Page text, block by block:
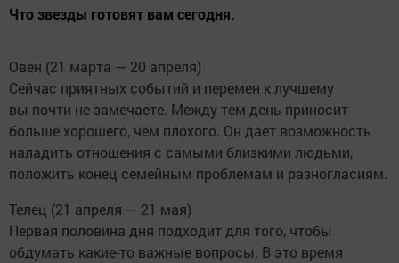
Что звезды готовят вам сегодня.
Овен (21 марта — 20 апреля)
Сейчас приятных событий и перемен к лучшему
вы почти не замечаете. Между тем день приносит
больше хорошего, чем плохого. Он дает возможность
наладить отношения с самыми близкими людьми,
положить конец семейным проблемам и разногласиям.
Телец (21 апреля — 21 мая)
Первая половина дня подходит для того, чтобы
обдумать какие-то важные вопросы. В это время